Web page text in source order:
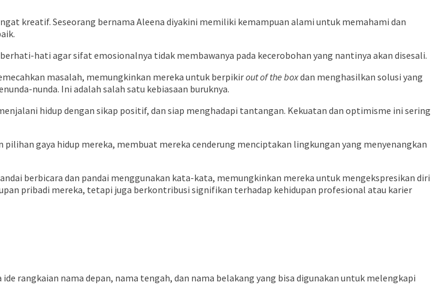
kreatif. Seseorang bernama Aleena diyakini memiliki kemampuan alami untuk memahami dan
hati agar sifat emosionalnya tidak membawanya pada kecerobohan yang nantinya akan disesali.
masalah, memungkinkan mereka untuk berpikirout of the boxdan menghasilkan solusi yang
nunda. Ini adalah salah satu kebiasaan buruknya.
hidup dengan sikap positif, dan siap menghadapi tantangan. Kekuatan dan optimisme ini sering
gaya hidup mereka, membuat mereka cenderung menciptakan lingkungan yang menyenangkan
berbicara dan pandai menggunakan kata-kata, memungkinkan mereka untuk mengekspresikan diri
pribadi mereka, tetapi juga berkontribusi signifikan terhadap kehidupan profesional atau karier
rangkaian nama depan, nama tengah, dan nama belakang yang bisa digunakan untuk melengkapi